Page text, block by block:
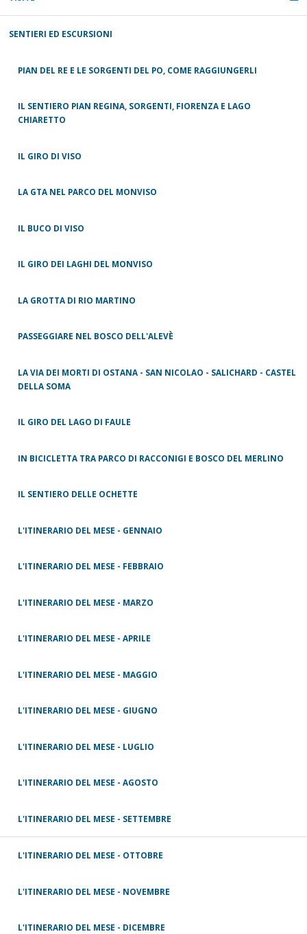
SENTIERI ED ESCURSIONI
PIAN DEL RE E LE SORGENTI DEL PO, COME RAGGIUNGERLI
IL SENTIERO PIAN REGINA, SORGENTI, FIORENZA E LAGO
CHIARETTO
IL GIRO DI VISO
LA GTA NEL PARCO DEL MONVISO
IL BUCO DI VISO
IL GIRO DEI LAGHI DEL MONVISO
LA GROTTA DI RIO MARTINO
PASSEGGIARE NEL BOSCO DELL'ALEVÈ
LA VIA DEI MORTI DI OSTANA - SAN NICOLAO - SALICHARD - CASTEL
DELLA SOMA
IL GIRO DEL LAGO DI FAULE
IN BICICLETTA TRA PARCO DI RACCONIGI E BOSCO DEL MERLINO
IL SENTIERO DELLE OCHETTE
L'ITINERARIO DEL MESE - GENNAIO
L'ITINERARIO DEL MESE - FEBBRAIO
L'ITINERARIO DEL MESE - MARZO
L'ITINERARIO DEL MESE - APRILE
L'ITINERARIO DEL MESE - MAGGIO
L'ITINERARIO DEL MESE - GIUGNO
L'ITINERARIO DEL MESE - LUGLIO
L'ITINERARIO DEL MESE - AGOSTO
L'ITINERARIO DEL MESE - SETTEMBRE
L'ITINERARIO DEL MESE - OTTOBRE
L'ITINERARIO DEL MESE - NOVEMBRE
L'ITINERARIO DEL MESE - DICEMBRE